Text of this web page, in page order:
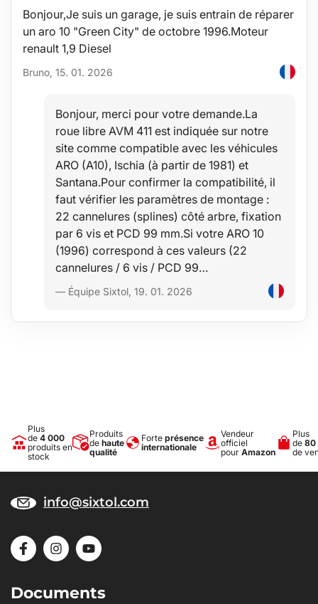
Bonjour,Je suis un garage, je suis entrain de réparer
un aro 10 "Green City" de octobre 1996.Moteur
renault 1,9 Diesel
Bruno, 15. 01. 2026
Bonjour, merci pour votre demande.La
roue libre AVM 411 est indiquée sur notre
site comme compatible avec les véhicules
ARO (A10), Ischia (à partir de 1981) et
Santana.Pour confirmer la compatibilité, il
faut vérifier les paramètres de montage :
22 cannelures (splines) côté arbre, fixation
par 6 vis et PCD 99 mm.Si votre ARO 10
(1996) correspond à ces valeurs (22
cannelures / 6 vis / PCD 99…
— Équipe Sixtol, 19. 01. 2026
Plus
de 4 000
produits en
stock
Produits
de haute
qualité
Forte présence
internationale
Vendeur
officiel
pour Amazon
Plus
de 80
de
info@sixtol.com
Documents